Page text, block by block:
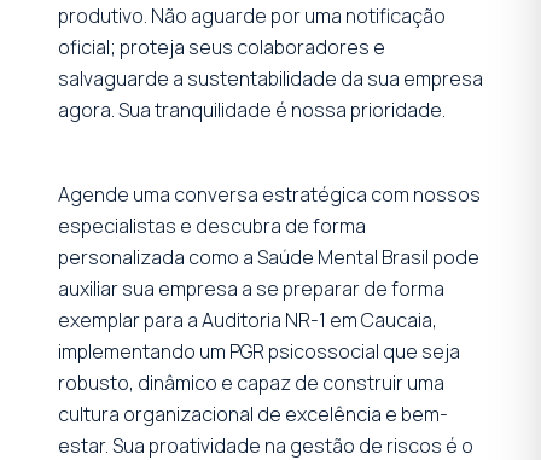
produtivo. Não aguarde por uma notificação
oficial; proteja seus colaboradores e
salvaguarde a sustentabilidade da sua empresa
agora. Sua tranquilidade é nossa prioridade.
Agende uma conversa estratégica com nossos
especialistas e descubra de forma
personalizada como a Saúde Mental Brasil pode
auxiliar sua empresa a se preparar de forma
exemplar para a Auditoria NR-1 em Caucaia,
implementando um PGR psicossocial que seja
robusto, dinâmico e capaz de construir uma
cultura organizacional de excelência e bem-
estar. Sua proatividade na gestão de riscos é o